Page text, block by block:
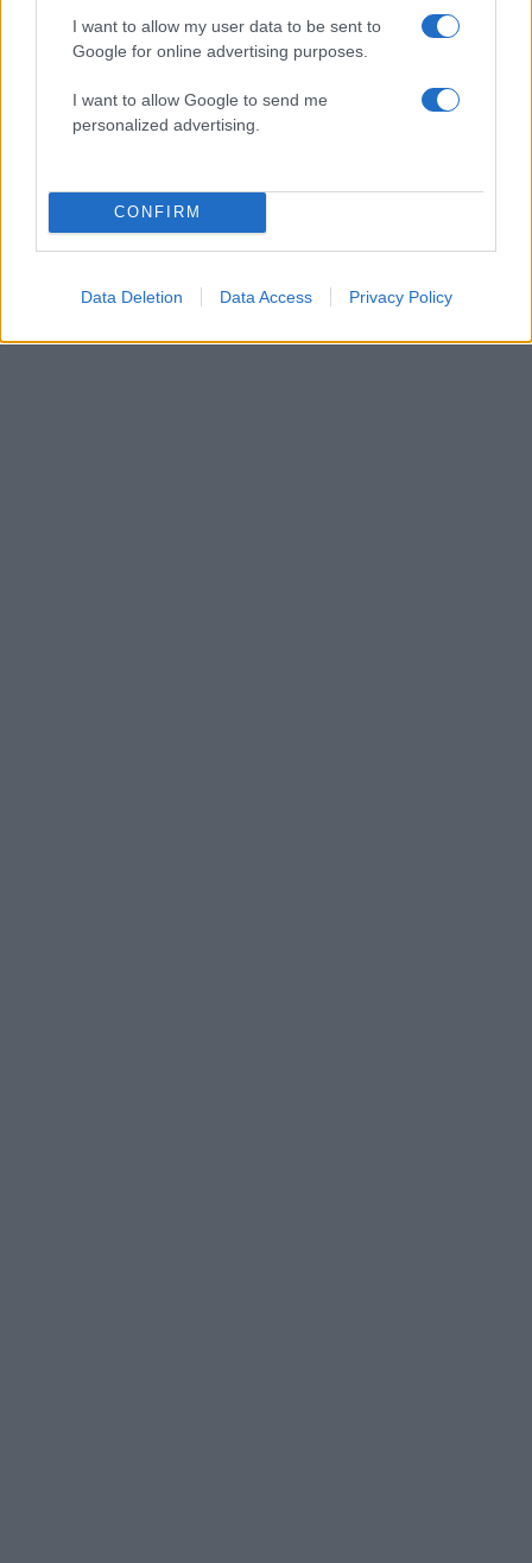
I want to allow my user data to be sent to
Google for online advertising purposes.
I want to allow Google to send me
personalized advertising.
CONFIRM
Data Deletion Data Access Privacy Policy